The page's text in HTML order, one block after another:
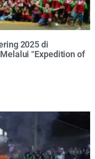
2025 di
“Expedition of